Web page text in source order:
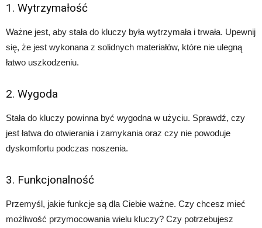
1. Wytrzymałość
Ważne jest, aby stała do kluczy była wytrzymała i trwała. Upewnij
się, że jest wykonana z solidnych materiałów, które nie ulegną
łatwo uszkodzeniu.
2. Wygoda
Stała do kluczy powinna być wygodna w użyciu. Sprawdź, czy
jest łatwa do otwierania i zamykania oraz czy nie powoduje
dyskomfortu podczas noszenia.
3. Funkcjonalność
Przemyśl, jakie funkcje są dla Ciebie ważne. Czy chcesz mieć
możliwość przymocowania wielu kluczy? Czy potrzebujesz